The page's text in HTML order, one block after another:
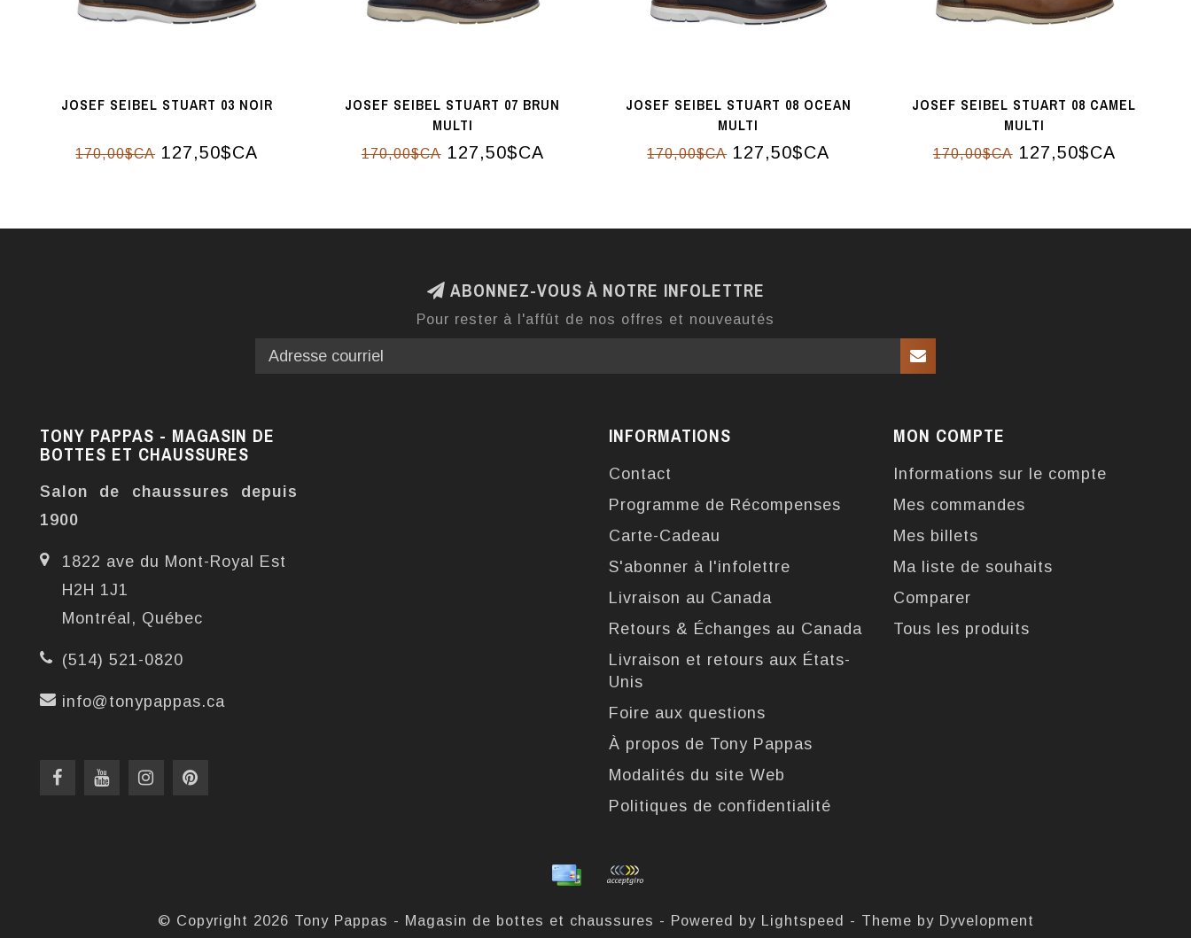
JOSEF SEIBEL STUART 03 NOIR
170,00$CA127,50$CA
JOSEF SEIBEL STUART 07 BRUN
MULTI
170,00$CA127,50$CA
JOSEF SEIBEL STUART 08 OCEAN
MULTI
170,00$CA127,50$CA
JOSEF SEIBEL STUART 08 CAMEL
MULTI
170,00$CA127,50$CA
ABONNEZ-VOUS À NOTRE INFOLETTRE
Pour rester à l'affût de nos offres et nouveautés
TONY PAPPAS - MAGASIN DE
BOTTES ET CHAUSSURES
Salon de chaussures depuis
1900
1822 ave du Mont-Royal Est
H2H 1J1
Montréal, Québec
(514) 521-0820
info@tonypappas.ca
INFORMATIONS
Contact
Programme de Récompenses
Carte-Cadeau
S'abonner à l'infolettre
Livraison au Canada
Retours & Échanges au Canada
Livraison et retours aux États-
Unis
Foire aux questions
À propos de Tony Pappas
Modalités du site Web
Politiques de confidentialité
MON COMPTE
Informations sur le compte
Mes commandes
Mes billets
Ma liste de souhaits
Comparer
Tous les produits
© Copyright 2026 Tony Pappas - Magasin de bottes et chaussures - Powered by Lightspeed - Theme by Dyvelopment